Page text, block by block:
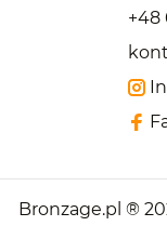
+48
Bronzage.pl ®